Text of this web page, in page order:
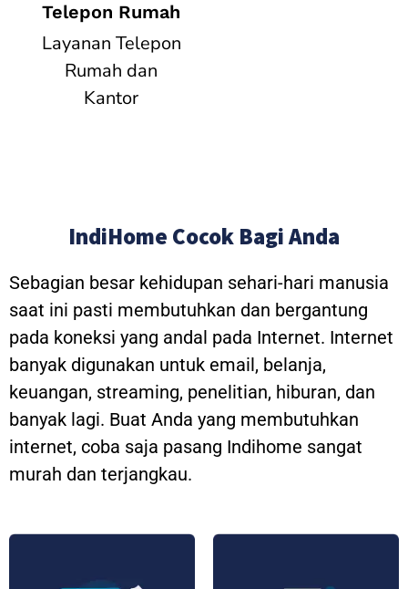
Telepon Rumah
Layanan Telepon
Rumah dan
Kantor
IndiHome Cocok Bagi Anda
Sebagian besar kehidupan sehari-hari manusia
saat ini pasti membutuhkan dan bergantung
pada koneksi yang andal pada Internet. Internet
banyak digunakan untuk email, belanja,
keuangan, streaming, penelitian, hiburan, dan
banyak lagi. Buat Anda yang membutuhkan
internet, coba saja pasang Indihome sangat
murah dan terjangkau.